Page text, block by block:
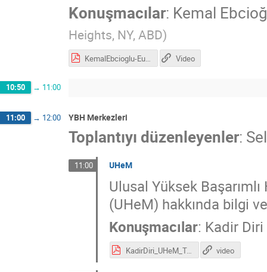
Konuşmacılar: Kemal
Heights, NY, ABD)
KemalEbcioglu-EuroCC-sunum.pdf Video
10:50 → 11:00
11:00 → 12:00 YBH Merkezleri
Toplantıyı düzenleyenler:
11:00 UHeM
Ulusal Yüksek
(UHeM) hakkında bilgi
Konuşmacılar: Kadir Diri
KadirDiri_UHeM_Tanitim_Feb2021.pdf video